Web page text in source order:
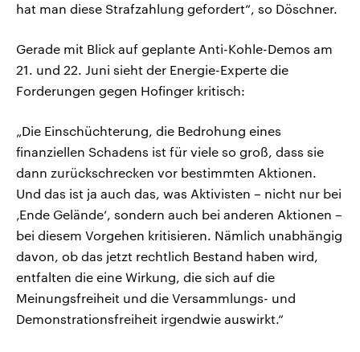
hat man diese Strafzahlung gefordert“, so Döschner.
Gerade mit Blick auf geplante Anti-Kohle-Demos am
21. und 22. Juni sieht der Energie-Experte die
Forderungen gegen Hofinger kritisch:
„Die Einschüchterung, die Bedrohung eines
finanziellen Schadens ist für viele so groß, dass sie
dann zurückschrecken vor bestimmten Aktionen.
Und das ist ja auch das, was Aktivisten – nicht nur bei
‚Ende Gelände‘, sondern auch bei anderen Aktionen –
bei diesem Vorgehen kritisieren. Nämlich unabhängig
davon, ob das jetzt rechtlich Bestand haben wird,
entfalten die eine Wirkung, die sich auf die
Meinungsfreiheit und die Versammlungs- und
Demonstrationsfreiheit irgendwie auswirkt.“